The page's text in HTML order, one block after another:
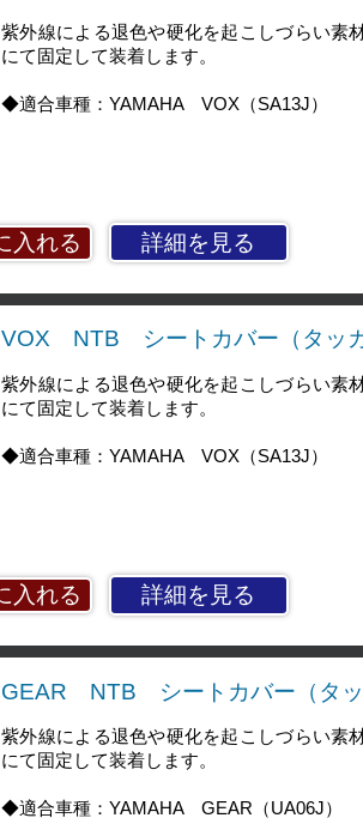
紫外線による退色や硬化を起こしづらい素
にて固定して装着します。
◆適合車種：YAMAHA VOX（SA13J）
詳細を見る
VOX NTB シートカバー（タッカ
紫外線による退色や硬化を起こしづらい素
にて固定して装着します。
◆適合車種：YAMAHA VOX（SA13J）
詳細を見る
GEAR NTB シートカバー（タッ
紫外線による退色や硬化を起こしづらい素
にて固定して装着します。
◆適合車種：YAMAHA GEAR（UA06J）